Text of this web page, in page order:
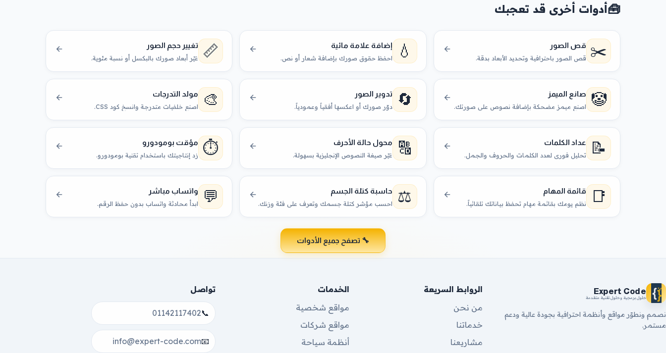
🧰أدوات أخرى قد تعجبك
✂️ قص الصور
قص الصور باحترافية وتحديد الأبعاد بدقة. 💧 إضافة علامة مائية
احفظ حقوق صورك بإضافة شعار أو نص. 📏 تغيير حجم الصور
غيّر أبعاد صورك بالبكسل أو نسبة مئوية.
🤡 صانع الميمز
اصنع ميمز مضحكة بإضافة نصوص على صورتك. 🔄 تدوير الصور
دوّر صورك أو اعكسها أفقياً وعمودياً. 🎨 مولد التدرجات
اصنع خلفيات متدرجة وانسخ كود CSS.
📝 عداد الكلمات
تحليل فوري لعدد الكلمات والحروف والجمل. 🔠 محول حالة الأحرف
غيّر صيغة النصوص الإنجليزية بسهولة. ⏱️ مؤقت بومودورو
زد إنتاجيتك باستخدام تقنية بومودورو.
📑 قائمة المهام
نظم يومك بقائمة مهام تحفظ بياناتك تلقائياً. ⚖️ حاسبة كتلة الجسم
احسب مؤشر كتلة جسمك وتعرف على فئة وزنك. 💬 واتساب مباشر
ابدأ محادثة واتساب بدون حفظ الرقم.
🔧 تصفح جميع الأدوات
Expert Code
حلول برمجية وحلول تقنية متقدمة
نصمم ونطوّر مواقع وأنظمة احترافية بجودة عالية ودعم
مستمر.
الروابط السريعة
من نحن
خدماتنا
مشاريعنا
الخدمات
مواقع شخصية
مواقع شركات
أنظمة سياحة
تواصل
📞
01142117402
📧
info@expert-code.com